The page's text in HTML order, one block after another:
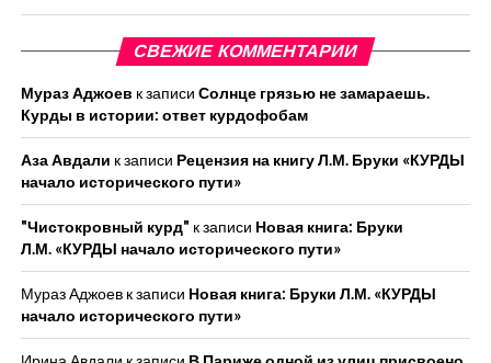
СВЕЖИЕ КОММЕНТАРИИ
Мураз Аджоев к записи Солнце грязью не замараешь.
Курды в истории: ответ курдофобам
Аза Авдали к записи Рецензия на книгу Л.М. Бруки «КУРДЫ
начало исторического пути»
"Чистокровный курд" к записи Новая книга: Бруки
Л.М. «КУРДЫ начало исторического пути»
Мураз Аджоевк записи Новая книга: Бруки Л.М. «КУРДЫ
начало исторического пути»